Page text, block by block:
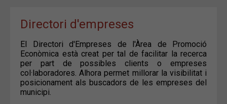
Directori d'empreses
El Directori d'Empreses de l'Àrea de Promoció
Econòmica està creat per tal de facilitar la recerca
per part de possibles clients o empreses
col·laboradores. Alhora permet millorar la visibilitat i
posicionament als buscadors de les empreses del
municipi.